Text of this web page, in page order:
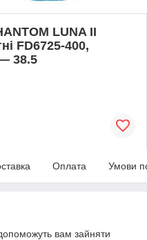
LUNA II
FD6725-400,
38.5
Оплата Умови
вам зайняти